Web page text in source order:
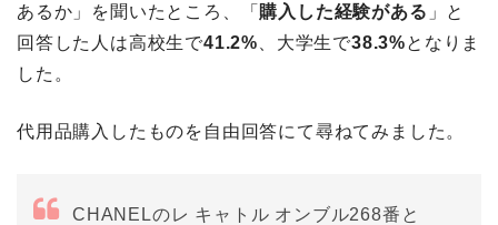
あるか」を聞いたところ、「 購入した経験がある 」と
回答した人は高校生で41.2% 、大学生で38.3%となりま
した。
代用品購入したものを自由回答にて尋ねてみました。
CHANELのレ キャトル オンブル268番と